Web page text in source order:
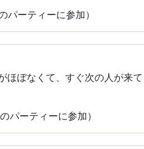
ーティーに参加）
ぼなくて、すぐ次の人が来
ーティーに参加）